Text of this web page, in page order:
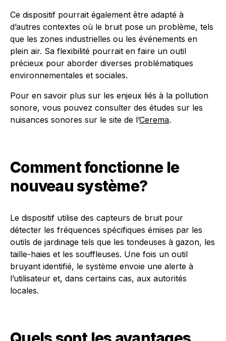
Ce dispositif pourrait également être adapté à
d’autres contextes où le bruit pose un problème, tels
que les zones industrielles ou les événements en
plein air. Sa flexibilité pourrait en faire un outil
précieux pour aborder diverses problématiques
environnementales et sociales.
Pour en savoir plus sur les enjeux liés à la pollution
sonore, vous pouvez consulter des études sur les
nuisances sonores sur le site de l’Cerema.
Comment fonctionne le
nouveau système?
Le dispositif utilise des capteurs de bruit pour
détecter les fréquences spécifiques émises par les
outils de jardinage tels que les tondeuses à gazon, les
taille-haies et les souffleuses. Une fois un outil
bruyant identifié, le système envoie une alerte à
l’utilisateur et, dans certains cas, aux autorités
locales.